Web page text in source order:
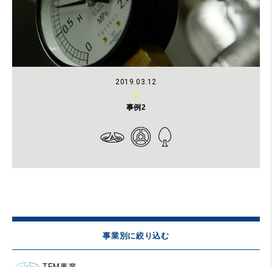
2019.03.12
事例2
事業別に絞り込む